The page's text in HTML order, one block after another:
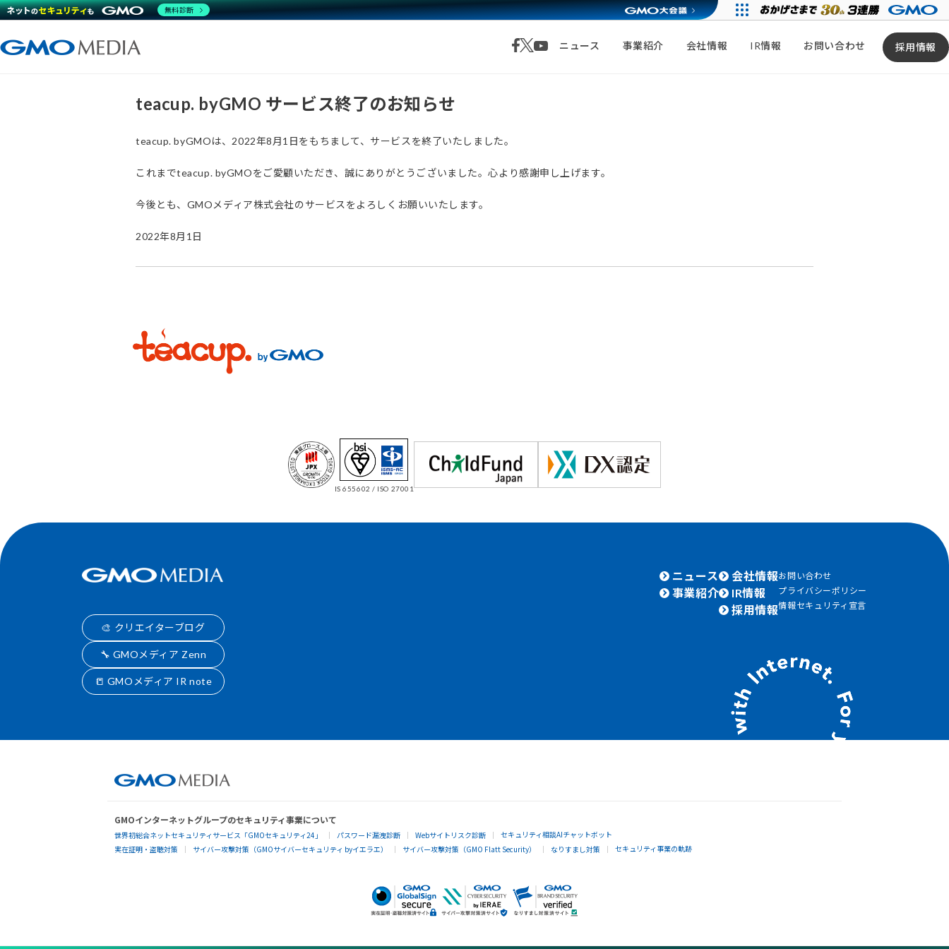
ニュース 事業紹介 会社情報 IR情報 お問い合わせ 採用情報
teacup. byGMO サービス終了のお知らせ
teacup. byGMOは、2022年8月1日をもちまして、サービスを終了いたしました。
これまでteacup. byGMOをご愛顧いただき、誠にありがとうございました。心より感謝申し上げます。
今後とも、GMOメディア株式会社のサービスをよろしくお願いいたします。
2022年8月1日
IS 655602 / ISO 27001
🎨 クリエイターブログ
🔧 GMOメディア Zenn
📒 GMOメディア IR note
ニュース
事業紹介
会社情報
IR情報
採用情報
お問い合わせ
プライバシーポリシー
情報セキュリティ宣言
GMOインターネットグループのセキュリティ事業について
世界初総合ネットセキュリティサービス「GMOセキュリティ24」 パスワード漏洩診断 Webサイトリスク診断
セキュリティ相談AIチャットボット
実在証明・盗聴対策
サイバー攻撃対策（GMOサイバーセキュリティ byイエラエ） サイバー攻撃対策（GMO Flatt Security） なりすまし対策 セキュリティ事業の軌跡
無料診断